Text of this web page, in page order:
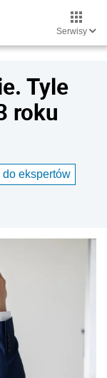
Serwisy
Tyle
roku
do ekspertów